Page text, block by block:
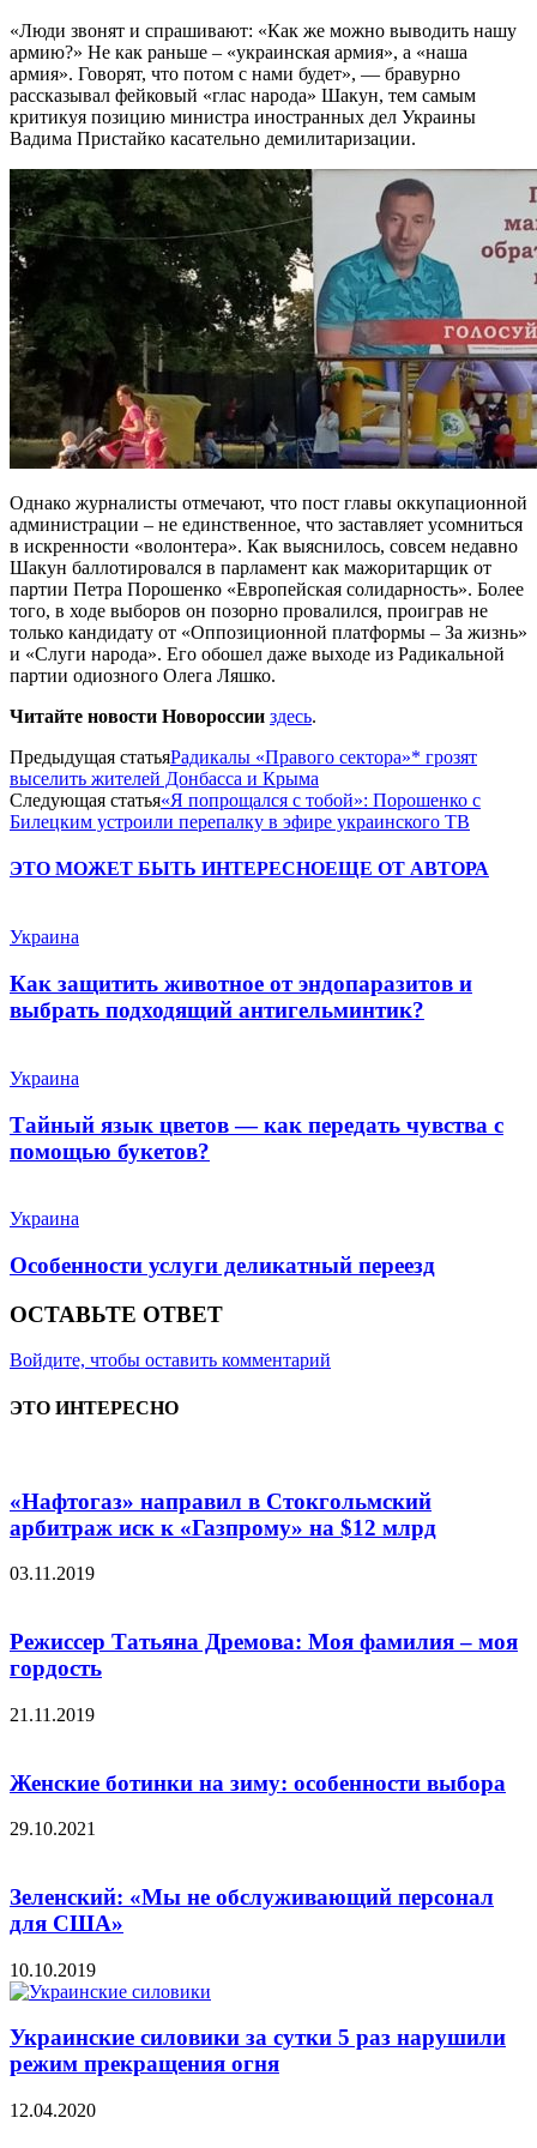
«Люди звонят и спрашивают: «Как же можно выводить нашу
армию?» Не как раньше – «украинская армия», а «наша
армия». Говорят, что потом с нами будет», — бравурно
рассказывал фейковый «глас народа» Шакун, тем самым
критикуя позицию министра иностранных дел Украины
Вадима Пристайко касательно демилитаризации.
Однако журналисты отмечают, что пост главы оккупационной
администрации – не единственное, что заставляет усомниться
в искренности «волонтера». Как выяснилось, совсем недавно
Шакун баллотировался в парламент как мажоритарщик от
партии Петра Порошенко «Европейская солидарность». Более
того, в ходе выборов он позорно провалился, проиграв не
только кандидату от «Оппозиционной платформы – За жизнь»
и «Слуги народа». Его обошел даже выходе из Радикальной
партии одиозного Олега Ляшко.
Читайте новости Новороссии здесь.
Предыдущая статьяРадикалы «Правого сектора»* грозят
выселить жителей Донбасса и Крыма
Следующая статья«Я попрощался с тобой»: Порошенко с
Билецким устроили перепалку в эфире украинского ТВ
ЭТО МОЖЕТ БЫТЬ ИНТЕРЕСНОЕЩЕ ОТ АВТОРА
Украина
Как защитить животное от эндопаразитов и
выбрать подходящий антигельминтик?
Украина
Тайный язык цветов — как передать чувства с
помощью букетов?
Украина
Особенности услуги деликатный переезд
ОСТАВЬТЕ ОТВЕТ
Войдите, чтобы оставить комментарий
ЭТО ИНТЕРЕСНО
«Нафтогаз» направил в Стокгольмский
арбитраж иск к «Газпрому» на $12 млрд
03.11.2019
Режиссер Татьяна Дремова: Моя фамилия – моя
гордость
21.11.2019
Женские ботинки на зиму: особенности выбора
29.10.2021
Зеленский: «Мы не обслуживающий персонал
для США»
10.10.2019
Украинские силовики за сутки 5 раз нарушили
режим прекращения огня
12.04.2020